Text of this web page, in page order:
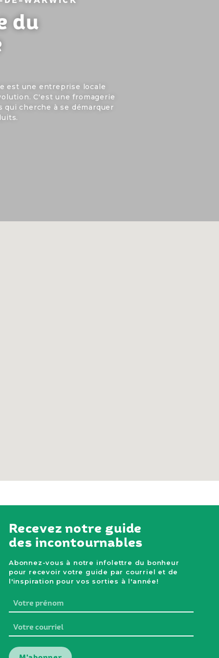
du
est une entreprise locale
C'est une fromagerie
qui cherche à se démarquer
Recevez notre guide
des incontournables
Abonnez-vous à notre infolettre du bonheur
pour recevoir votre guide par courriel et de
l'inspiration pour vos sorties à l'année!
Votre
prénom
Votre
courriel